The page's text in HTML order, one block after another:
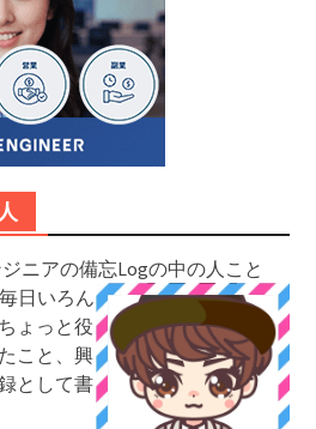
ニアの備忘Logの中の人こと
毎日いろん
ょっと役
こと、興
として書